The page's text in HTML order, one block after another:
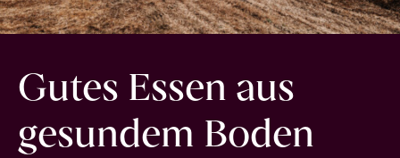
Gutes Essen aus
gesundem Boden